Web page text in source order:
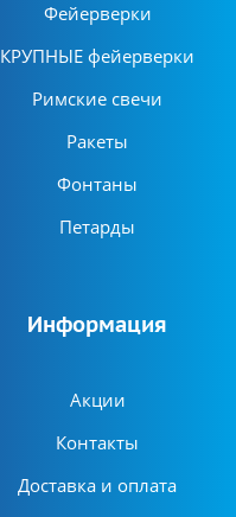
Фейерверки
КРУПНЫЕ фейерверки
Римские свечи
Ракеты
Фонтаны
Петарды
Информация
Акции
Контакты
Доставка и оплата